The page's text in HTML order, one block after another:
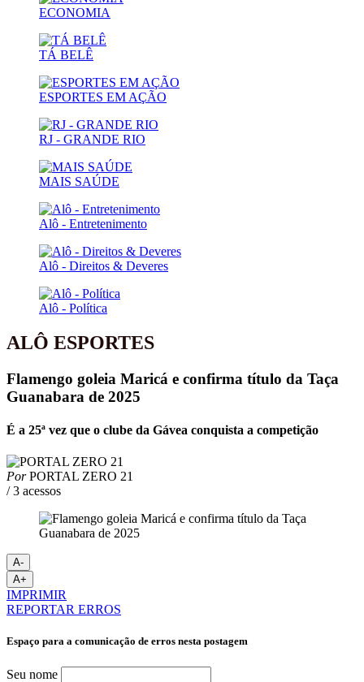
ECONOMIA
TÁ BELÊ
ESPORTES EM AÇÃO
RJ - GRANDE RIO
MAIS SAÚDE
Alô - Entretenimento
Alô - Direitos & Deveres
Alô - Política
ALÔ ESPORTES
Flamengo goleia Maricá e confirma título da Taça
Guanabara de 2025
É a 25ª vez que o clube da Gávea conquista a competição
PorPORTAL ZERO 21
/ 3 acessos
A-
A+
IMPRIMIR
REPORTAR ERROS
Espaço para a comunicação de erros nesta postagem
Seu nome